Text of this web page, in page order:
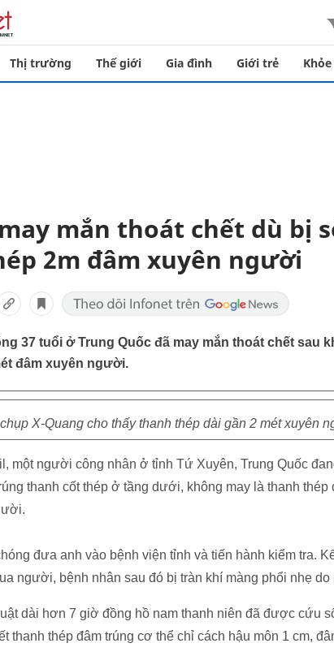
Thị trường Thế giới Gia đình Giới trẻ
mắn thoát chết dù bị
2m đâm xuyên người
37 tuổi ở Trung Quốc đã may mắn thoát chết sau
đâm xuyên người.
X-Quang cho thấy thanh thép dài gần 2 mét xuyên
một người công nhân ở tỉnh Tứ Xuyên, Trung Quốc
thanh cốt thép ở tầng dưới, không may là thanh
đưa anh vào bệnh viện tỉnh và tiến hành kiểm tra.
người, bệnh nhân sau đó bị tràn khí màng phổi nhẹ
dài hơn 7 giờ đồng hồ nam thanh niên đã được cứu
thanh thép đâm trúng cơ thể chỉ cách hậu môn 1 cm,